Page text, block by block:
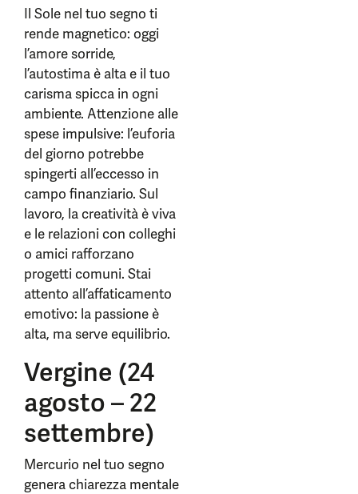
Il Sole nel tuo segno ti
rende magnetico: oggi
l’amore sorride,
l’autostima è alta e il tuo
carisma spicca in ogni
ambiente. Attenzione alle
spese impulsive: l’euforia
del giorno potrebbe
spingerti all’eccesso in
campo finanziario. Sul
lavoro, la creatività è viva
e le relazioni con colleghi
o amici rafforzano
progetti comuni. Stai
attento all’affaticamento
emotivo: la passione è
alta, ma serve equilibrio.
Vergine (24
agosto – 22
settembre)
Mercurio nel tuo segno
genera chiarezza mentale